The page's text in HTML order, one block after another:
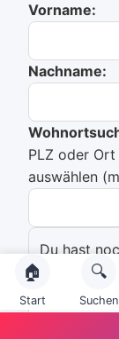
Vorname:
Nachname:
PLZ oder
auswählen
Du hast
Emailadresse:
🏠
Start
🔍
Suchen